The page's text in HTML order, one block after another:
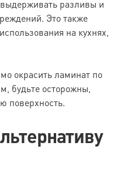
выдерживать разливы и
Это также
на кухнях,
окрасить ламинат по
будьте осторожны,
поверхность.